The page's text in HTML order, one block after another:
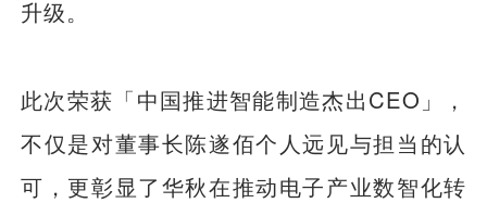
升级。
此次荣获「中国推进智能制造杰出CEO」，
不仅是对董事长陈遂佰个人远见与担当的认
可，更彰显了华秋在推动电子产业数智化转